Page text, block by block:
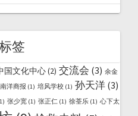
签
国文化中心(2) 交流会 (3) 余金
南洋商报 (1) 培风学校(1) 孙天洋(3)
张少宽 (1) 张正仁 (1) 徐荃乐 (1) 心下太